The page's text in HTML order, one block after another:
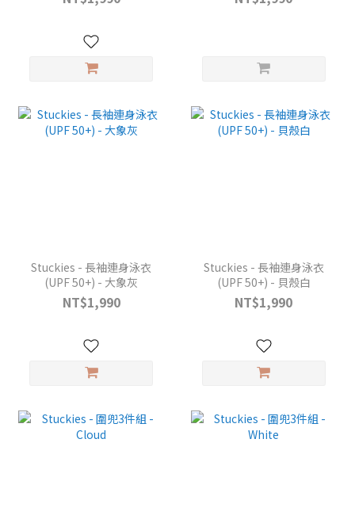
Stuckies - 長袖連身泳衣
(UPF 50+) - 大象灰
NT$1,990
Stuckies - 長袖連身泳衣
(UPF 50+) - 貝殼白
NT$1,990